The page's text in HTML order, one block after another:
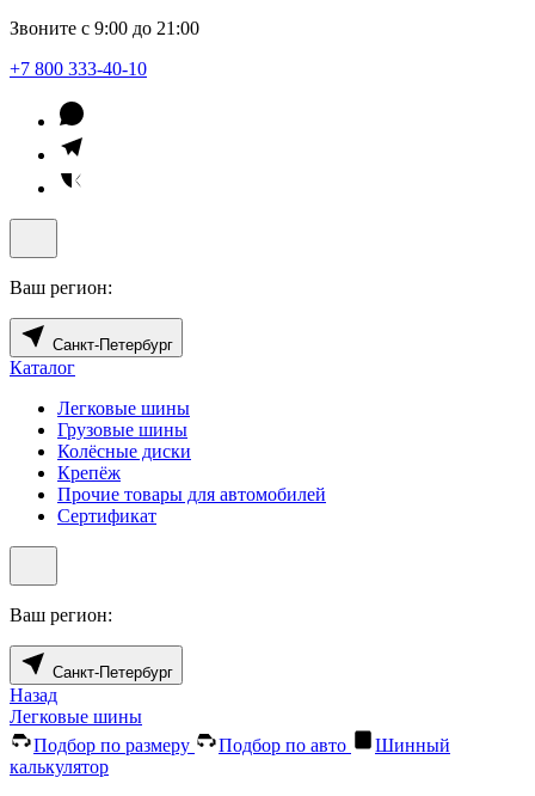
Звоните с 9:00 до 21:00
+7 800 333-40-10
Ваш регион:
Санкт-Петербург
Каталог
Легковые шины
Грузовые шины
Колёсные диски
Крепёж
Прочие товары для автомобилей
Сертификат
Ваш регион:
Санкт-Петербург
Назад
Легковые шины
Подбор по размеру
Подбор по авто
Шинный
калькулятор